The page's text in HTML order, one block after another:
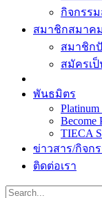
กิจกรร
สมาชิกสมาค
สมาชิก
สมัครเ
พันธมิตร
Platinum
Become
TIECA
ข่าวสาร/กิจก
ติดต่อเรา